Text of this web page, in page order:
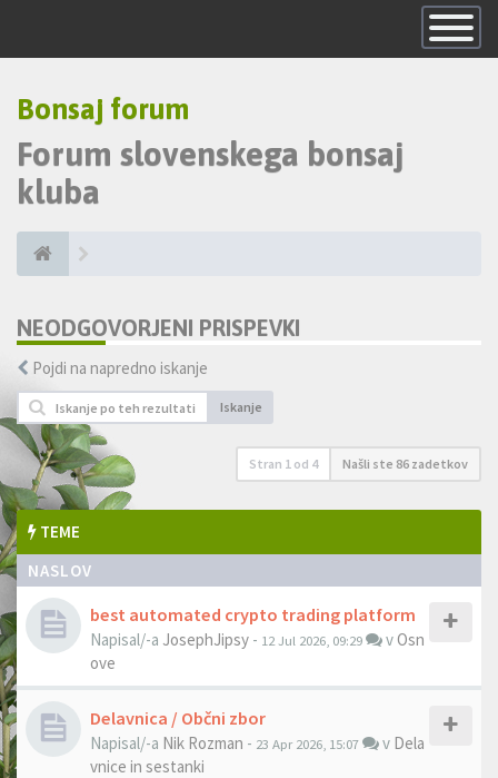
Skrij
navigacijo
Bonsaj forum
Forum slovenskega bonsaj
kluba
NEODGOVORJENI PRISPEVKI
Pojdi na napredno iskanje
Iskanje
Stran 1 od 4 Našli ste 86 zadetkov
TEME
NASLOV
best automated crypto trading platform
Napisal/-a JosephJipsy - 12 Jul 2026, 09:29 vOsn
ove
Delavnica / Občni zbor
Napisal/-a Nik Rozman - 23 Apr 2026, 15:07 v Dela
vnice in sestanki